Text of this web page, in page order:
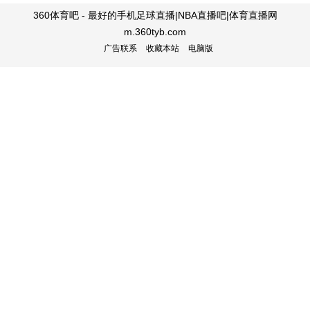
360体育吧 - 最好的手机足球直播|NBA直播吧|体育直播网
m.360tyb.com
广告联系 收藏本站 电脑版